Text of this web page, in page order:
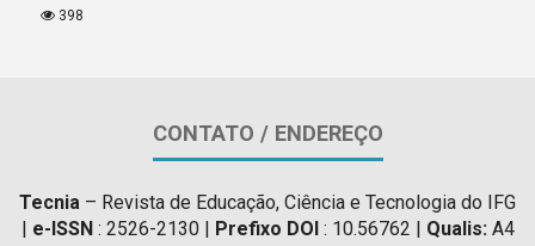
398
CONTATO / ENDEREÇO
Tecnia – Revista de Educação, Ciência e Tecnologia do IFG
| e-ISSN: 2526-2130 | Prefixo DOI: 10.56762 | Qualis:A4